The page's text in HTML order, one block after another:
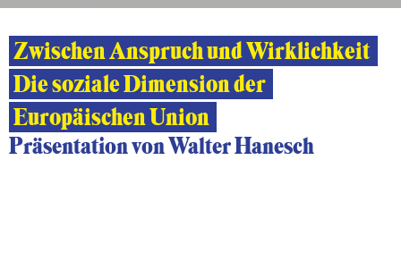
Zwischen Anspruch und Wirklichkeit
Die soziale Dimension der
Europäischen Union
Präsentation von Walter Hanesch